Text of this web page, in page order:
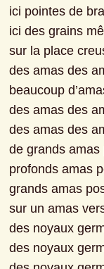
ici pointes de
ici des grains
sur la place
des amas des
beaucoup
des amas des
des amas des
de grands amas
profonds amas
grands amas
sur un amas
des noyaux
des noyaux